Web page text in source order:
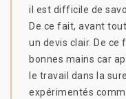
il est difficile de
De ce fait, avant
un devis clair. De
bonnes mains car
le travail dans la
expérimentés